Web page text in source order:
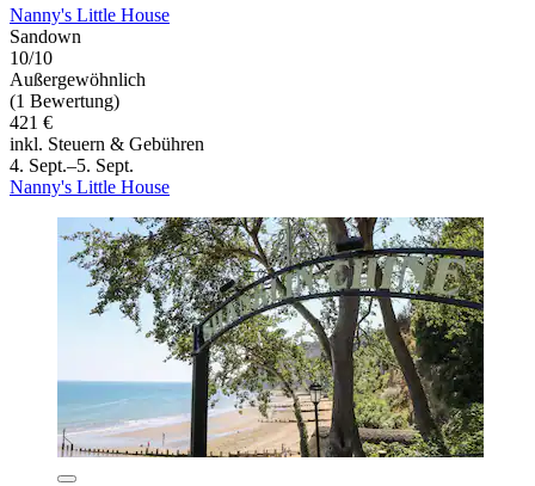
Nanny's Little House
Sandown
10/10
Außergewöhnlich
(1 Bewertung)
421 €
inkl. Steuern & Gebühren
4. Sept.–5. Sept.
Nanny's Little House